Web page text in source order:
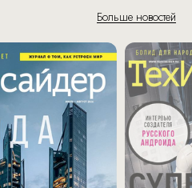
Больше новостей